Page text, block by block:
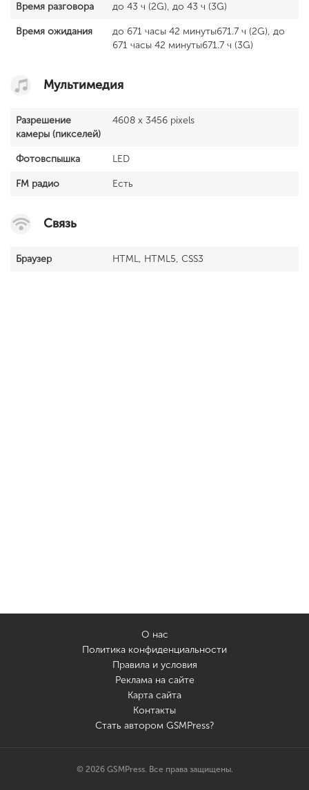
Время разговора до 43 ч (2G), до 43 ч (3G)
Время ожидания
до 671 часы 42 минуты671.7 ч (2G), до
671 часы 42 минуты671.7 ч (3G)
Мультимедия
Разрешение
камеры (пикселей)
4608 x 3456 pixels
Фотовспышка LED
FM радио Есть
Связь
Браузер HTML, HTML5, CSS3
О нас
Политика конфиденциальности
Правила и условия
Реклама на сайте
Карта сайта
Контакты
Стать автором GSMPress?
© 2026 GSMPress. Все права защищены.